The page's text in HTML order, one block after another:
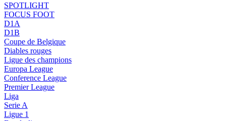
SPOTLIGHT
FOCUS FOOT
D1A
D1B
Coupe de Belgique
Diables rouges
Ligue des champions
Europa League
Conference League
Premier League
Liga
Serie A
Ligue 1